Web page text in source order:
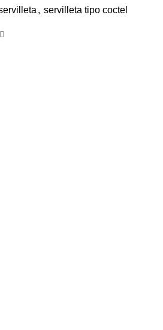
, servilleta tipo coctel